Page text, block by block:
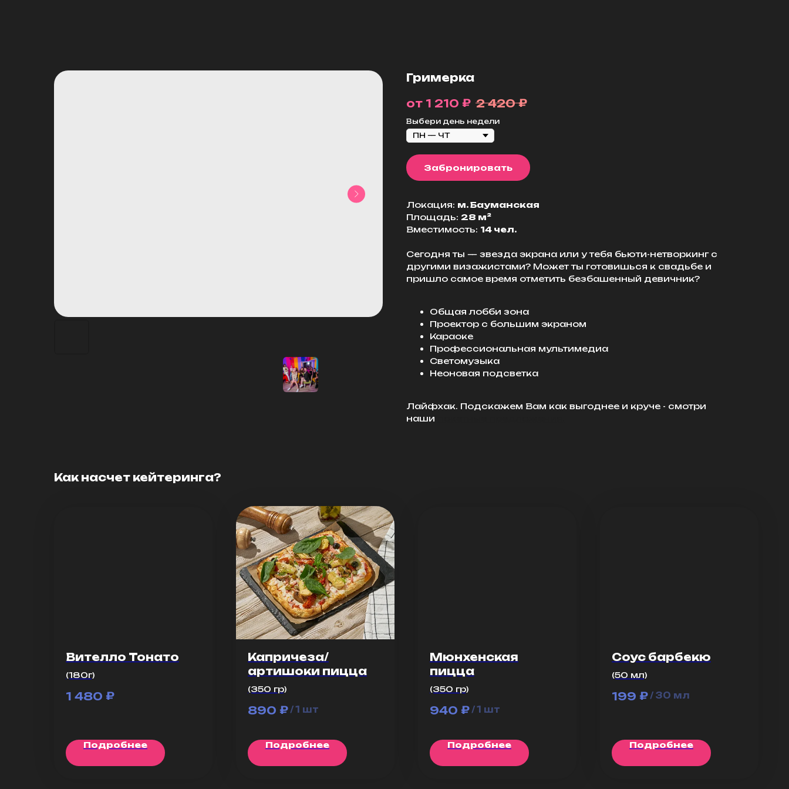
Гримерка
1 210 ₽ 2 420 ₽
Выбери день недели
Забронировать
Локация: м. Бауманская
Площадь: 28 м²
Вместимость: 14 чел.
Сегодня ты — звезда экрана или у тебя бьюти-нетворкинг с
другими визажистами? Может ты готовишься к свадьбе и
пришло самое время отметить безбашенный девичник?
Общая лобби зона
Проектор с большим экраном
Караоке
Профессиональная мультимедиа
Светомузыка
Неоновая подсветка
Лайфхак. Подскажем Вам как выгоднее и круче - смотри
наши
Как насчет кейтеринга?
Вителло Тонато
(180г)
1 480 ₽
Подробнее
Капричеза/
артишоки пицца
(350 гр)
890 ₽/1 шт
Подробнее
Мюнхенская
пицца
(350 гр)
940 ₽/1 шт
Подробнее
Соус барбекю
(50 мл)
199 ₽/ 30 мл
Подробнее